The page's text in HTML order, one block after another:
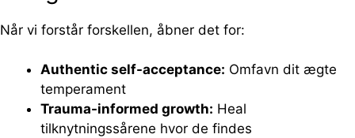
Når vi forstår forskellen, åbner det for:
Authentic self-acceptance: Omfavn dit ægte
temperament
Trauma-informed growth: Heal
tilknytningssårene hvor de findes